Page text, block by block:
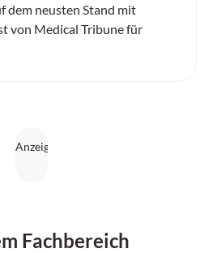
dem neusten Stand mit
von Medical Tribune für
Fachbereich